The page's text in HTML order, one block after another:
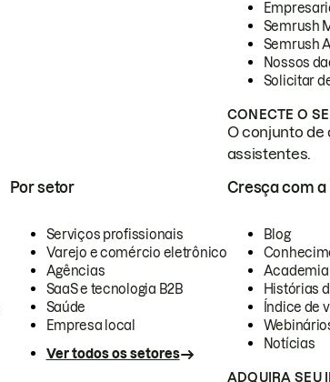
Semrush
Semrush
Nossos
Solicitar
CONECTE O
O conjunto de
assistentes.
Por setor
Serviços profissionais
Varejo e comércio eletrônico
Agências
SaaS e tecnologia B2B
Saúde
Empresa local
Ver todos os setores
Cresça com a
Blog
Academia
Histórias
Índice de
Notícias
ADQUIRA SEU